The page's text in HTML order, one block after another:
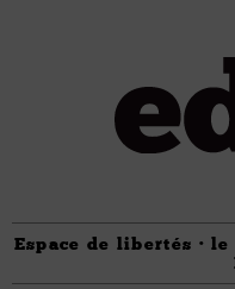
Espace de libertés ·